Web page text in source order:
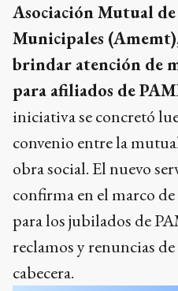
Asociación Mutual
Municipales
brindar atención de
para afiliados de
iniciativa se concretó
convenio entre la
obra social. El nuevo
confirma en el marco
para los jubilados de
reclamos y renuncias
cabecera.